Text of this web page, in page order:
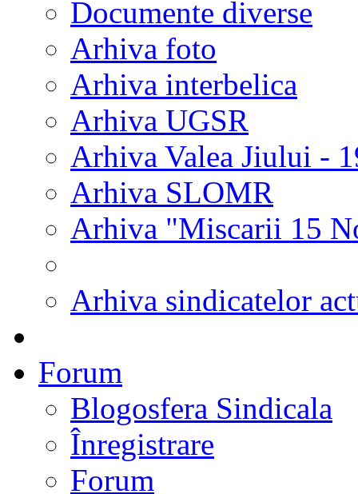
Documente diverse
Arhiva foto
Arhiva interbelica
Arhiva UGSR
Arhiva Valea Jiului -
Arhiva SLOMR
Arhiva "Miscarii 15
Arhiva sindicatelor
Forum
Blogosfera Sindicala
Înregistrare
Forum